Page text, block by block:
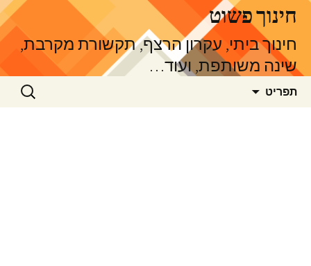
לדלג
לתוכןחינוך פשוט
חינוך ביתי, עקרון הרצף, תקשורת מקרבת,
שינה משותפת, ועוד…
תפריט חיפוש: